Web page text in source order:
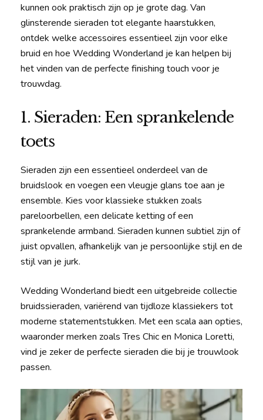
kunnen ook praktisch zijn op je grote dag. Van
glinsterende sieraden tot elegante haarstukken,
ontdek welke accessoires essentieel zijn voor elke
bruid en hoe Wedding Wonderland je kan helpen bij
het vinden van de perfecte finishing touch voor je
trouwdag.
1. Sieraden: Een sprankelende
toets
Sieraden zijn een essentieel onderdeel van de
bruidslook en voegen een vleugje glans toe aan je
ensemble. Kies voor klassieke stukken zoals
pareloorbellen, een delicate ketting of een
sprankelende armband. Sieraden kunnen subtiel zijn of
juist opvallen, afhankelijk van je persoonlijke stijl en de
stijl van je jurk.
Wedding Wonderland biedt een uitgebreide collectie
bruidssieraden, variërend van tijdloze klassiekers tot
moderne statementstukken. Met een scala aan opties,
waaronder merken zoals Tres Chic en Monica Loretti,
vind je zeker de perfecte sieraden die bij je trouwlook
passen.